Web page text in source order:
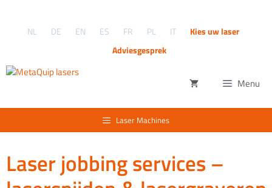
NL DE EN ES FR PL IT
Kies uw laser
Adviesgesprek
Menu
Laser Machines
Laser jobbing services –